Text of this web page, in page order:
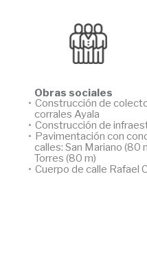
Obras sociales
Construcción de
corrales Ayala
Construcción de
Pavimentación con
calles: San Mariano (80
Torres (80 m)
Cuerpo de calle Rafael